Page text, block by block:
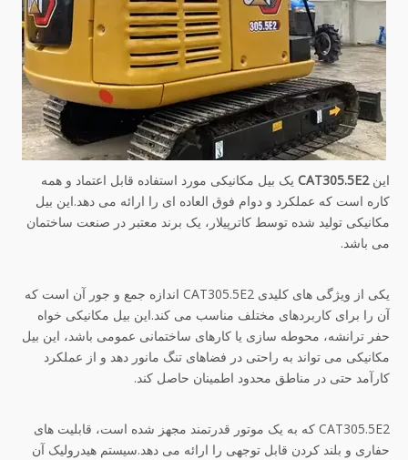
اینCAT305.5E2 یک بیل مکانیکی مورد استفاده قابل اعتماد و همه
کاره است که عملکرد و دوام فوق العاده ای را ارائه می دهد.این بیل
مکانیکی تولید شده توسط کاترپیلار، یک برند معتبر در صنعت ساختمان
می باشد.
یکی از ویژگی های کلیدی CAT305.5E2 اندازه جمع و جور آن است که
آن را برای کاربردهای مختلف مناسب می کند.این بیل مکانیکی خواه
حفر ترانشه، محوطه سازی یا کارهای ساختمانی عمومی باشد، این بیل
مکانیکی می تواند به راحتی در فضاهای تنگ مانور دهد و از عملکرد
کارآمد حتی در مناطق محدود اطمینان حاصل کند.
CAT305.5E2 که به یک موتور قدرتمند مجهز شده است، قابلیت های
حفاری و بلند کردن قابل توجهی را ارائه می دهد.سیستم هیدرولیک آن